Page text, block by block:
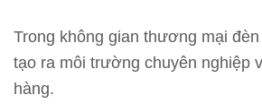
Trong không gian thương mại đèn
tạo ra môi trường chuyên nghiệp
hàng.